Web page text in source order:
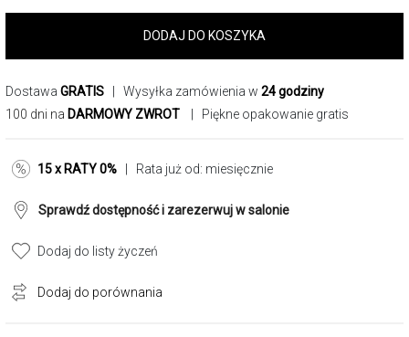
DODAJ DO KOSZYKA
Dostawa GRATIS | Wysyłka zamówienia w 24 godziny
100 dni na DARMOWY ZWROT | Piękne opakowanie gratis
15 x RATY 0% | Rata już od: miesięcznie
Sprawdź dostępność i zarezerwuj w salonie
Dodaj do listy życzeń
Dodaj do porównania